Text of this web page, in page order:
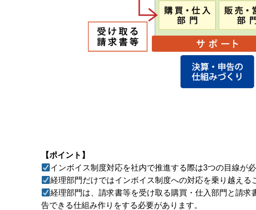
【ポイント】
インボイス制度対応を社内で推進する際は3つの目線が必
経理部門だけではインボイス制度への対応を乗り越える
経理部門は、請求書等を受け取る購買・仕入部門と請
告できる仕組み作りをする必要があります。